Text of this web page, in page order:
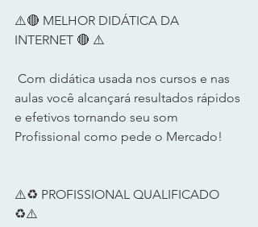
⚠️🔴 MELHOR DIDÁTICA DA
INTERNET 🔴 ⚠️
aulas você alcançará resultados rápidos
e efetivos tornando seu som
Profissional como pede o Mercado!
⚠️♻️ PROFISSIONAL QUALIFICADO
♻️⚠️